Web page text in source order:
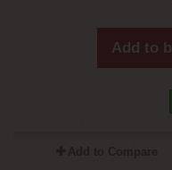
Add to